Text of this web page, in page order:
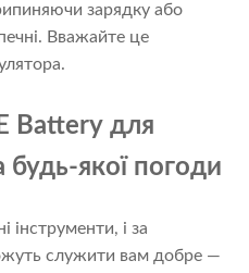
зарядку або
Вважайте це
Battery для
будь-якої погоди
інструменти, і за
служити вам добре —